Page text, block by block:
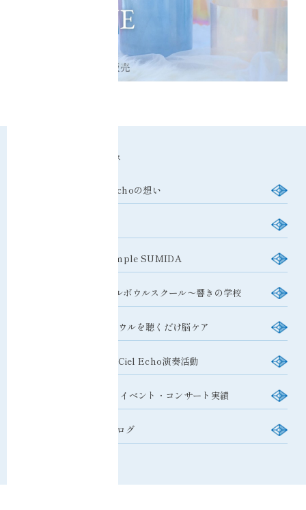
トップページ インデックス
/ Ciel Echoの想い
/ Crystal Temple SUMIDA
/ クリスタルボウルスクール〜響きの学校
/ クリスタルボウルを聴くだけ脳ケア
/ Ciel Echo演奏活動
/ イベント・コンサート実績
/ Ciel Echoブログ